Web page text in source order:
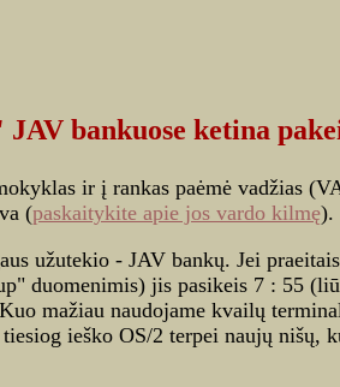
bankuose ketina
ir į rankas paėmė vadžias
(paskaitykite apie jos vardo kilmę).
užutekio - JAV bankų. Jei
duomenimis) jis pasikeis 7 : 55
mažiau naudojame kvailų
ieško OS/2 terpei naujų nišų,